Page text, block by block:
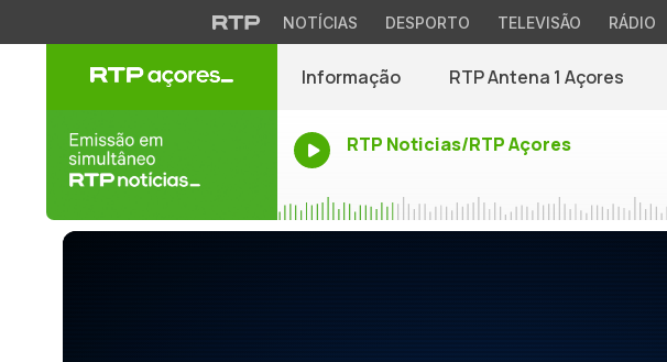
NOTÍCIAS DESPORTO TELEVISÃO RÁDIO
Informação RTP Antena 1 Açores
RTP Noticias/RTP Açores